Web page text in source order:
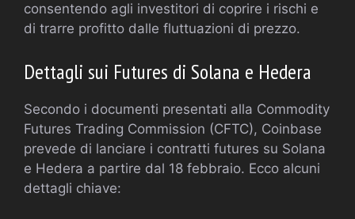
consentendo agli investitori di coprire i rischi e
di trarre profitto dalle fluttuazioni di prezzo.
Dettagli sui Futures di Solana e Hedera
Secondo i documenti presentati alla Commodity
Futures Trading Commission (CFTC), Coinbase
prevede di lanciare i contratti futures su Solana
e Hedera a partire dal 18 febbraio. Ecco alcuni
dettagli chiave: